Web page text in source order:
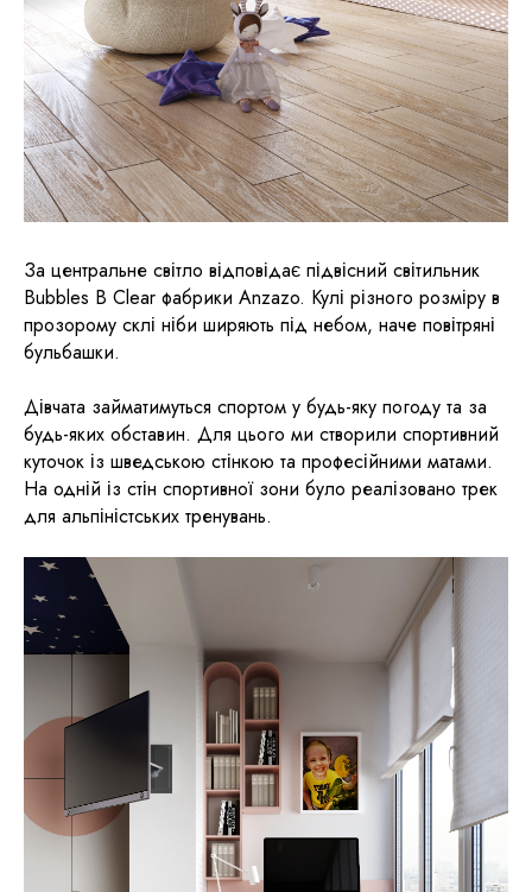
За центральне світло відповідає підвісний світильник
Bubbles B Clear фабрики Anzazo. Кулі різного розміру в
прозорому склі ніби ширяють під небом, наче повітряні
бульбашки.
Дівчата займатимуться спортом у будь-яку погоду та за
будь-яких обставин. Для цього ми створили спортивний
куточок із шведською стінкою та професійними матами.
На одній із стін спортивної зони було реалізовано трек
для альпіністських тренувань.